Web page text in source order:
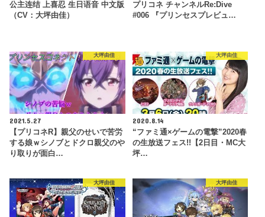
公主连结 上喜忍 生日语音 中文版
（CV：大坪由佳）
プリコネ チャンネルRe:Dive
#006 『プリンセスプレビュ…
大坪由佳
2021.5.27
【プリコネR】親父のせいで苦労
する娘ｗシノブとドクロ親父のや
り取りが面白…
大坪由佳
2020.8.14
“ファミ通×ゲームの電撃”2020春
の生放送フェス!!【2日目・MC大
坪…
大坪由佳 大坪由佳